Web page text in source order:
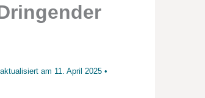
am 11. April 2025•